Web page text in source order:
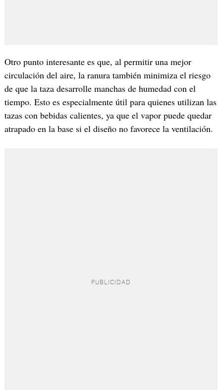
Otro punto interesante es que, al permitir una mejor
circulación del aire, la ranura también minimiza el riesgo
de que la taza desarrolle manchas de humedad con el
tiempo. Esto es especialmente útil para quienes utilizan las
tazas con bebidas calientes, ya que el vapor puede quedar
atrapado en la base si el diseño no favorece la ventilación.